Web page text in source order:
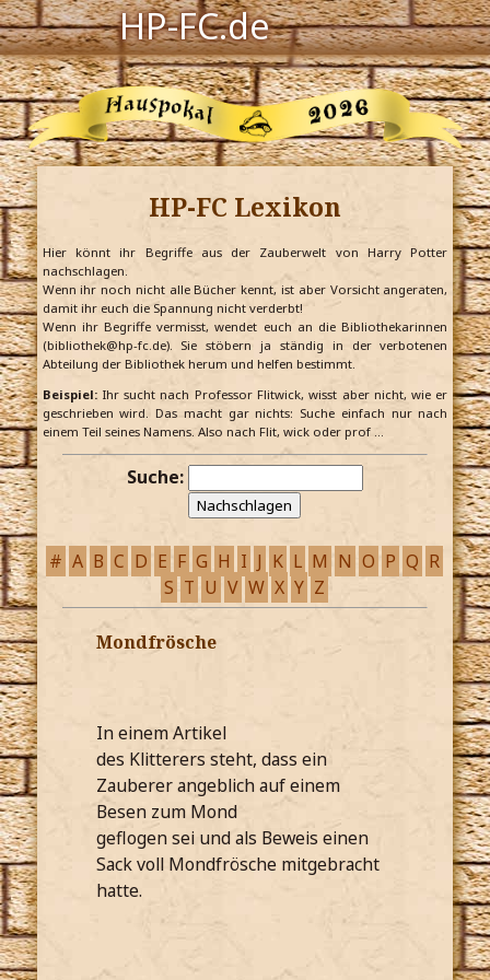
HP-FC.de
Navigation
Harry Potter
Der HP-FC
Hogwarts
Zauberwelt
Willkommen
Jetzt Fanclub-Mitglied werden!
HP-FC Lexikon
Hier könnt ihr Begriffe aus der Zauberwelt von Harry Potter
nachschlagen.
Wenn ihr noch nicht alle Bücher kennt, ist aber Vorsicht angeraten,
damit ihr euch die Spannung nicht verderbt!
Wenn ihr Begriffe vermisst, wendet euch an die Bibliothekarinnen
(bibliothek@hp-fc.de). Sie stöbern ja ständig in der verbotenen
Abteilung der Bibliothek herum und helfen bestimmt.
Beispiel:Ihr sucht nach Professor Flitwick, wisst aber nicht, wie er
geschrieben wird. Das macht gar nichts: Suche einfach nur nach
einem Teil seines Namens. Also nach Flit, wick oder prof …
Suche:
# A B C D E F G H I J K L M N O P Q R
S T U V W X Y Z
Mondfrösche
In einem Artikel
des Klitterers steht, dass ein
Zauberer angeblich auf einem
Besen zum Mond
geflogen sei und als Beweis einen
Sack voll Mondfrösche mitgebracht
hatte.